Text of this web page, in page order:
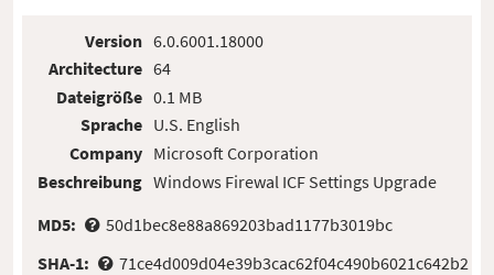
Version
Architecture
Dateigröße
Sprache
Company
Beschreibung
6.0.6001.18000
64
0.1 MB
U.S. English
Microsoft Corporation
Windows Firewal ICF Settings Upgrade
MD5:
50d1bec8e88a869203bad1177b3019bc
SHA-1:
71ce4d009d04e39b3cac62f04c490b6021c642b2